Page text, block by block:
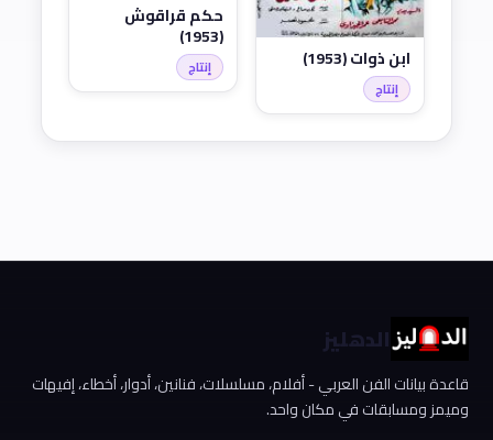
ابن ذوات (1953)
إنتاج
حكم قراقوش
(1953)
إنتاج
الدهليز
قاعدة بيانات الفن العربي - أفلام، مسلسلات، فنانين، أدوار، أخطاء، إفيهات
وميمز ومسابقات في مكان واحد.